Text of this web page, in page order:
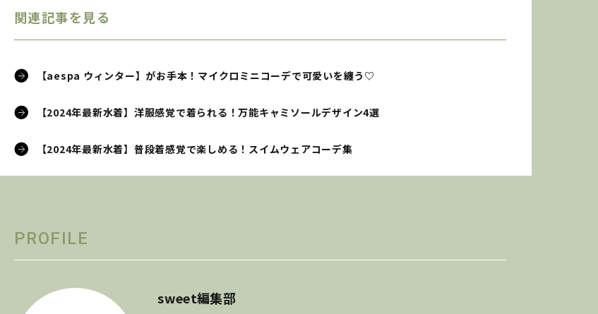
関連記事を見る
【aespa ウィンター】がお手本！マイクロミニコーデで可愛いを纏う♡
【2024年最新水着】洋服感覚で着られる！万能キャミソールデザイン4選
【2024年最新水着】普段着感覚で楽しめる！スイムウェアコーデ集
PROFILE
sweet編集部